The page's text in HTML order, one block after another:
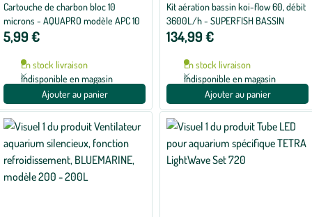
Cartouche de charbon bloc 10
microns - AQUAPRO modèle APC 10
5,99 €
En stock livraison
Indisponible en magasin
Ajouter au panier
Kit aération bassin koi-flow 60, débit
3600L/h - SUPERFISH BASSIN
134,99 €
En stock livraison
Indisponible en magasin
Ajouter au panier